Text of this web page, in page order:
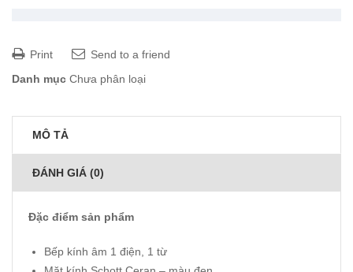
Print
Send to a friend
Danh mục Chưa phân loại
MÔ TẢ
ĐÁNH GIÁ (0)
Đặc điểm sản phẩm
Bếp kính âm 1 điện, 1 từ